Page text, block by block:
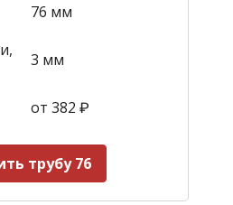
76 мм
3 мм
от 382 ₽
трубу 76